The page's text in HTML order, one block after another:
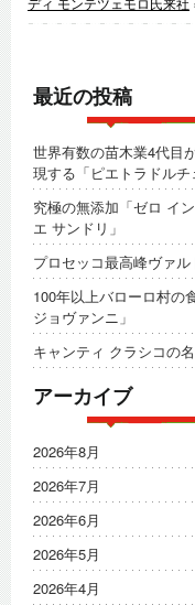
最近の投稿
世界有数の苗木業4代目
現する「ピエトラドルチ
究極の無添加「ゼロ イ
エ サンドリ」
プロセッコ最高峰ヴァル
100年以上バローロ村の
ジョヴァンニ」
キャンティ クラシコの
アーカイブ
2026年8月
2026年7月
2026年6月
2026年5月
2026年4月